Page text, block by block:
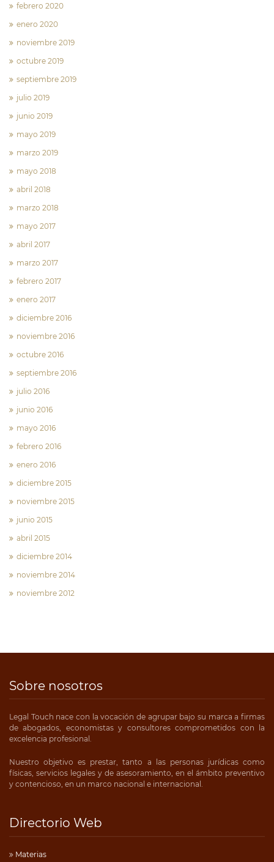
febrero 2020
enero 2020
noviembre 2019
octubre 2019
septiembre 2019
julio 2019
junio 2019
mayo 2019
marzo 2019
mayo 2018
abril 2018
marzo 2018
mayo 2017
abril 2017
marzo 2017
febrero 2017
enero 2017
diciembre 2016
noviembre 2016
octubre 2016
septiembre 2016
julio 2016
junio 2016
mayo 2016
febrero 2016
enero 2016
diciembre 2015
noviembre 2015
junio 2015
abril 2015
diciembre 2014
noviembre 2014
noviembre 2012
Sobre nosotros
Legal Touch nace con la vocación de agrupar bajo su marca a firmas
de abogados, economistas y consultores comprometidos con la
excelencia profesional.
Nuestro objetivo es prestar, tanto a las personas jurídicas como
físicas, servicios legales y de asesoramiento, en el ámbito preventivo
y contencioso, en un marco nacional e internacional.
Directorio Web
Materias